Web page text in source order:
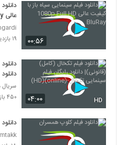
دانلود فیلم
22
دانلود فیلم
دانلود فیلم
۱,۵۰۱ بازدید
دانلود فیلم
۰۰:۵۶
عالی 1080p Full HD BluRay
۱۹ بازدید
۰۴:۰۰ HD
(online)(HD)
سریال
۴۵۰ بازدید